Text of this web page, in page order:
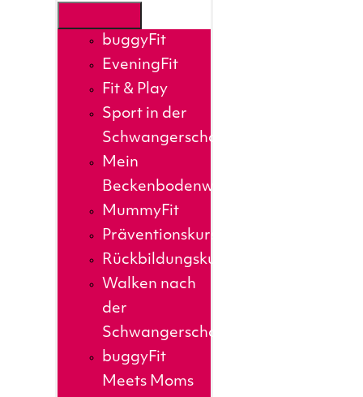
buggyFit
EveningFit
Fit & Play
Sport in der
Schwangerschaft
Mein
Beckenbodenworkout
MummyFit
Präventionskurse
Rückbildungskurs
Walken nach
der
Schwangerschaft
buggyFit
Meets Moms